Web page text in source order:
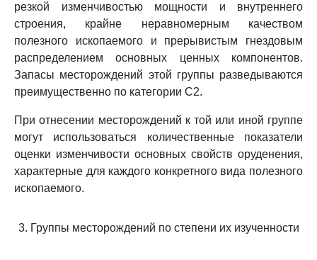
резкой изменчивостью мощности и внутреннего
строения, крайне неравномерным качеством
полезного ископаемого и прерывистым гнездовым
распределением основных ценных компонентов.
Запасы месторождений этой группы разведываются
преимущественно по категории C2.
При отнесении месторождений к той или иной группе
могут использоваться количественные показатели
оценки изменчивости основных свойств оруденения,
характерные для каждого конкретного вида полезного
ископаемого.
3. Группы месторождений по степени их изученности